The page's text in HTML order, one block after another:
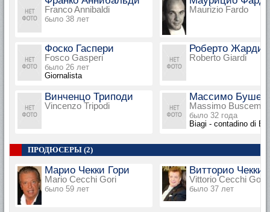
Franco Annibaldi
было 38 лет
Maurizio Fardo
Фоско Гаспери
Fosco Gasperi
было 26 лет
Giornalista
Роберто Жарди
Roberto Giardi
Винченцо Триподи
Vincenzo Tripodi
Массимо
Massimo Buscemi
было 32 года
Biagi - contadino di
ПРОДЮСЕРЫ (2)
Марио Чекки Гори
Mario Cecchi Gori
было 59 лет
Витторио Чекки
Vittorio Cecchi Gori
было 37 лет